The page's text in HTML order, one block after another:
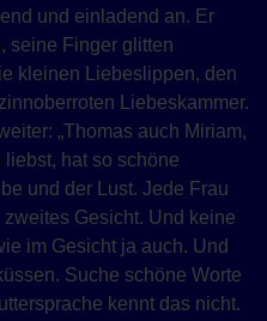
und einladend an. Er
seine Finger glitten
kleinen Liebeslippen, den
Liebeskammer.
„Thomas auch Miriam,
hat so schöne
und der Lust. Jede Frau
Gesicht. Und keine
im Gesicht ja auch. Und
Suche schöne Worte
kennt das nicht.